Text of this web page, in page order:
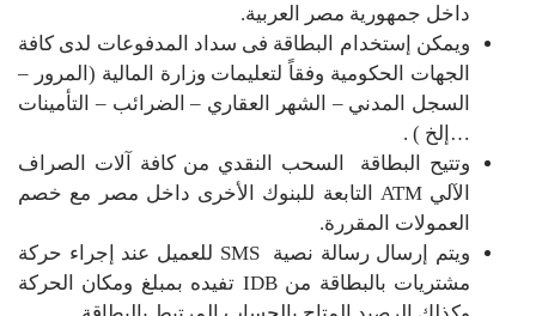
داخل جمهورية مصر العربية.
ويمكن إستخدام البطاقة فى سداد المدفوعات لدى كافة
الجهات الحكومية وفقاً لتعليمات وزارة المالية (المرور –
السجل المدني – الشهر العقاري – الضرائب – التأمينات
…إلخ ) .
وتتيح البطاقة السحب النقدي من كافة آلات الصراف
الآلي ATM التابعة للبنوك الأخرى داخل مصر مع خصم
العمولات المقررة.
ويتم إرسال رسالة نصية SMS للعميل عند إجراء حركة
مشتريات بالبطاقة من IDB تفيده بمبلغ ومكان الحركة